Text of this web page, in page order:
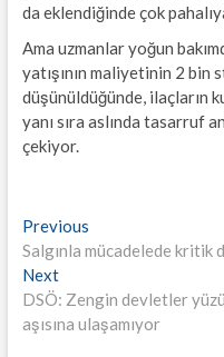
da eklendiğinde çok
Ama uzmanlar yoğun
yatışının maliyetinin 2 bin
düşünüldüğünde, ilaçların
yanı sıra aslında tasarruf
çekiyor.
Yazı
gezinmesi
PreviousPrevious
post:
Salgınla mücadelede kritik
NextNext
post:
DSÖ: Zengin devletler
aşısına ulaşamıyor